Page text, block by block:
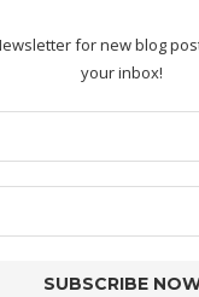
for new blog
your inbox!